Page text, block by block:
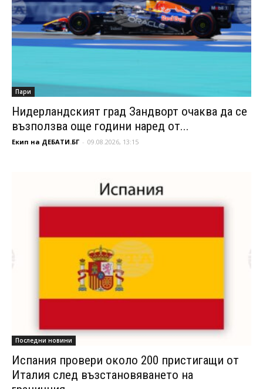
Пари
Нидерландският град Зандворт очаква да се
възползва още години наред от...
Екип на ДЕБАТИ.БГ - 09.08.2026, 13:15
Последни новини
Испания провери около 200 пристигащи от
Италия след възстановяването на